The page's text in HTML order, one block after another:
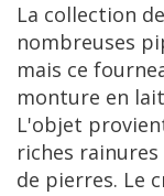
La collection de
nombreuses
mais ce
monture en
L'objet
riches rainures
de pierres. Le